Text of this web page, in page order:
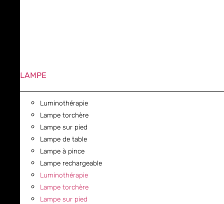
LAMPE
Luminothérapie
Lampe torchère
Lampe sur pied
Lampe de table
Lampe à pince
Lampe rechargeable
Luminothérapie
Lampe torchère
Lampe sur pied